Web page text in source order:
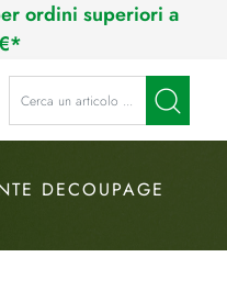
ordini superiori a
La modifica di un filtro
DECOUPAGE